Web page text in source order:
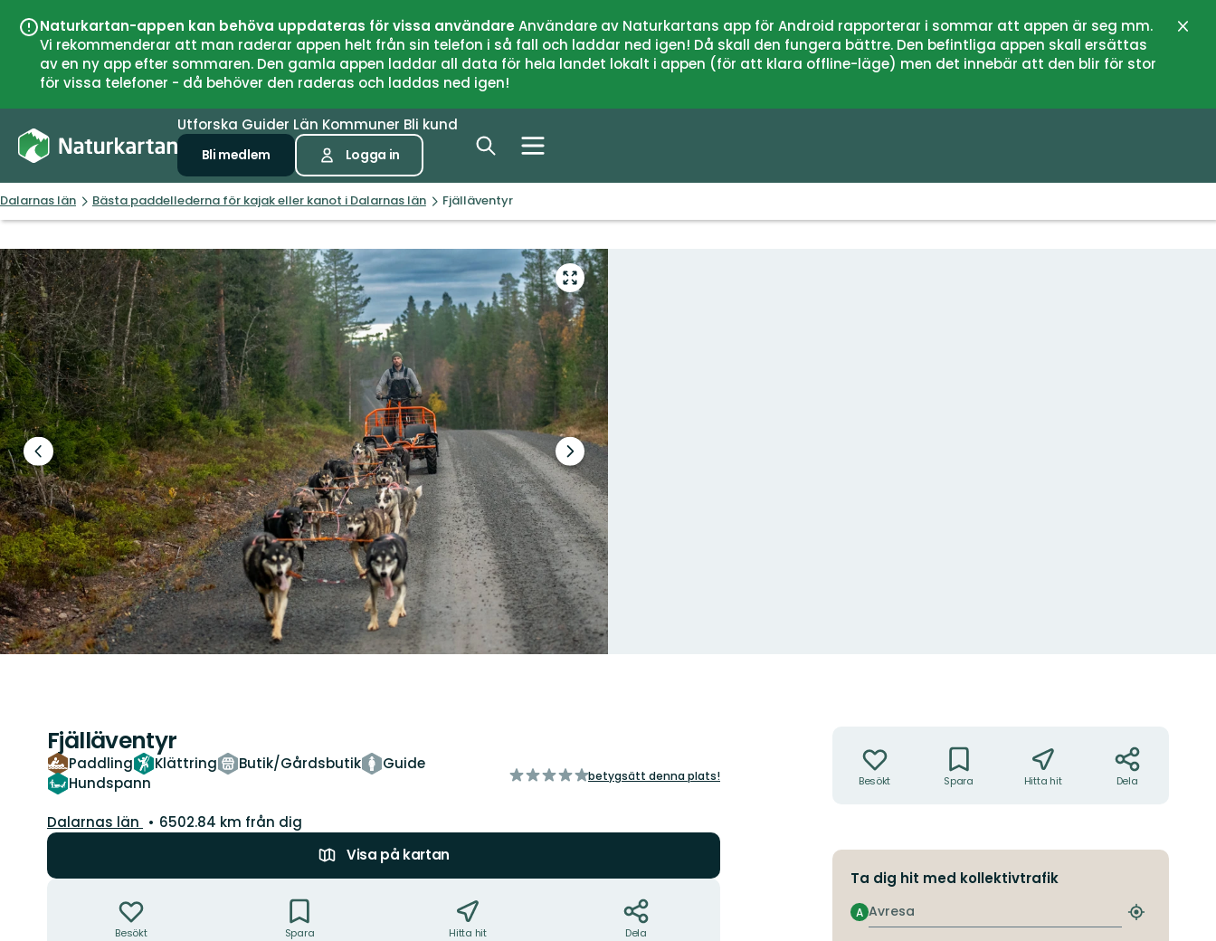
Naturkartan-appen kan behöva uppdateras för vissa användareAnvändare av Naturkartans app för Android rapporterar i sommar att appen är seg mm.
Vi rekommenderar att man raderar appen helt från sin telefon i så fall och laddar ned igen! Då skall den fungera bättre. Den befintliga appen skall ersättas
av en ny app efter sommaren. Den gamla appen laddar all data för hela landet lokalt i appen (för att klara offline-läge) men det innebär att den blir för stor
för vissa telefoner - då behöver den raderas och laddas ned igen!
Utforska Guider Län Kommuner Bli kund
Bli medlem Logga in
Dalarnas län Bästa paddellederna för kajak eller kanot i Dalarnas län Fjälläventyr
Gå
till
helskärmsläge
Föregående
bild
Nästa
bildspel
Fjälläventyr
Paddling Klättring Butik/Gårdsbutik
Guide
Hundspann
av
betygsätt denna plats!
Län:
Dalarnas län
6502.84 km från dig
Visa på kartan
Besökt Spara Hitta hit Dela
Besökt Spara Hitta hit Dela
Ta dig hit med kollektivtrafik
Avresa
A
Hitta